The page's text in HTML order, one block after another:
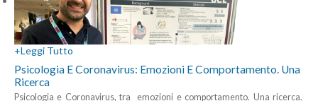
+Leggi Tutto
Psicologia E Coronavirus: Emozioni E Comportamento. Una
Ricerca
Psicologia e Coronavirus, tra emozioni e comportamento. Una ricerca.